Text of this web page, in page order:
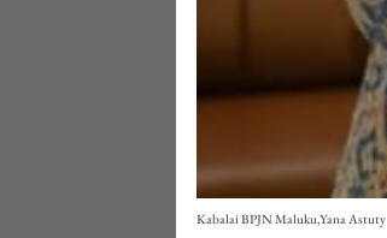
Kabalai BPJN Maluku,Yana Astuty